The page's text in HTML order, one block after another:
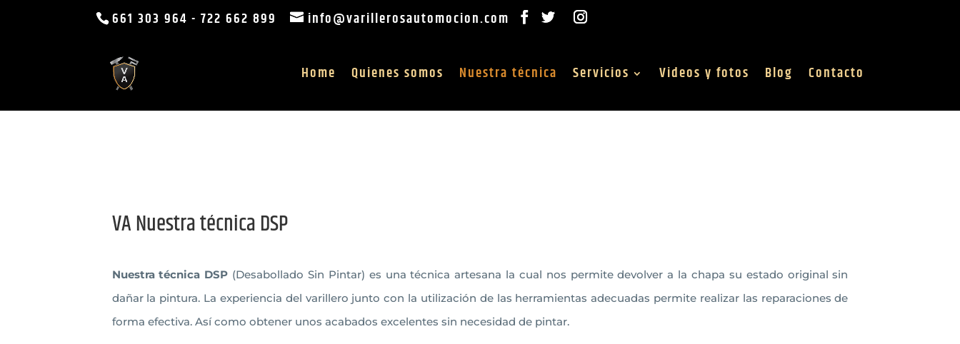
661 303 964 -722 662 899 info@varillerosautomocion.com
Home Quienes somos Nuestra técnica Servicios Videos y fotos Blog Contacto
VA Nuestra técnica DSP
Nuestra técnica DSP (Desabollado Sin Pintar) es una técnica artesana la cual nos permite devolver a la chapa su estado original sin
dañar la pintura. La experiencia del varillero junto con la utilización de las herramientas adecuadas permite realizar las reparaciones de
forma efectiva. Así como obtener unos acabados excelentes sin necesidad de pintar.